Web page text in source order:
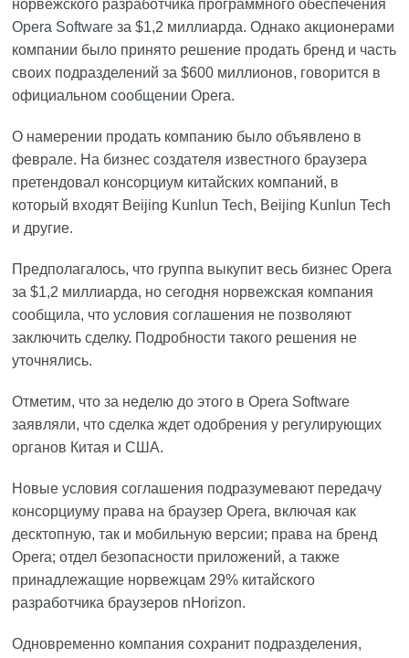
норвежского разработчика программного обеспечения
Opera Software за $1,2 миллиарда. Однако акционерами
компании было принято решение продать бренд и часть
своих подразделений за $600 миллионов, говорится в
официальномсообщении Opera.
О намерении продать компанию было объявлено в
феврале. На бизнес создателя известного браузера
претендовал консорциум китайских компаний, в
который входят Beijing Kunlun Tech, Beijing Kunlun Tech
и другие.
Предполагалось, что группа выкупит весь бизнес Opera
за $1,2 миллиарда, но сегодня норвежская компания
сообщила, что условия соглашения не позволяют
заключить сделку. Подробности такого решения не
уточнялись.
Отметим, что за неделю до этого в Opera Software
заявляли, что сделка ждет одобрения у регулирующих
органов Китая и США.
Новые условия соглашения подразумевают передачу
консорциуму права на браузер Opera, включая как
десктопную, так и мобильную версии; права на бренд
Opera; отдел безопасности приложений, а также
принадлежащие норвежцам 29% китайского
разработчика браузеров nHorizon.
Одновременно компания сохранит подразделения,